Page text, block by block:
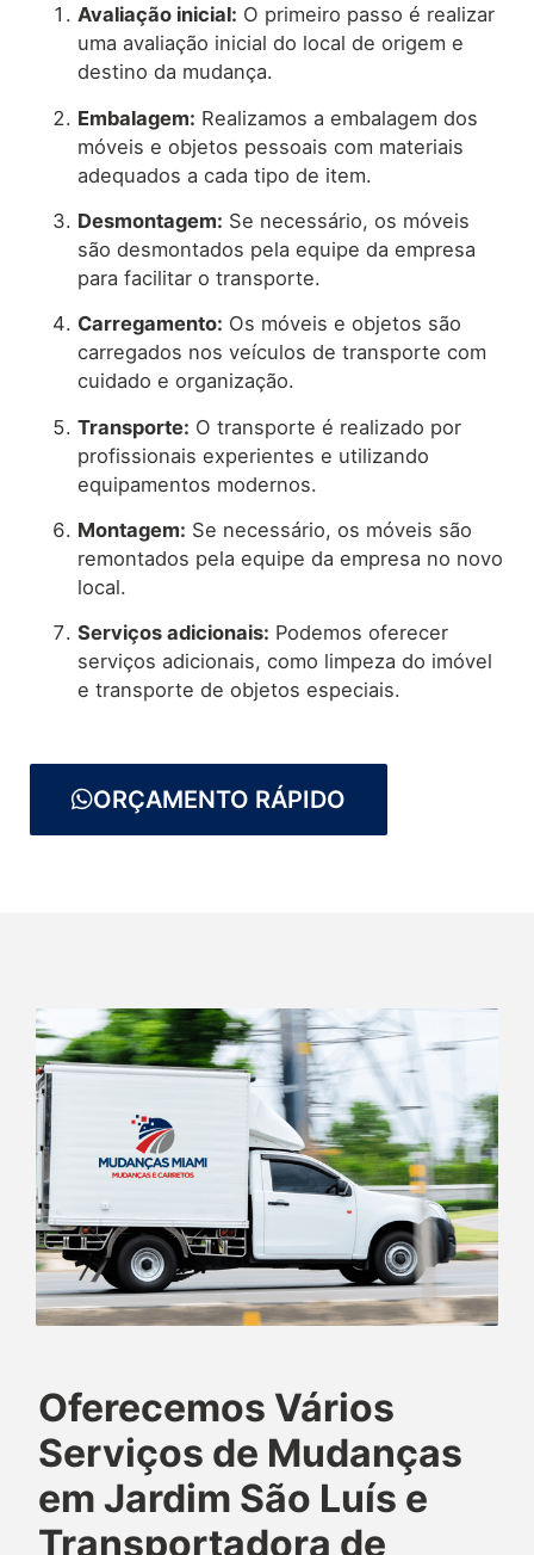
Avaliação inicial: O primeiro passo é realizar
uma avaliação inicial do local de origem e
destino da mudança.
Embalagem: Realizamos a embalagem dos
móveis e objetos pessoais com materiais
adequados a cada tipo de item.
Desmontagem: Se necessário, os móveis
são desmontados pela equipe da empresa
para facilitar o transporte.
Carregamento: Os móveis e objetos são
carregados nos veículos de transporte com
cuidado e organização.
Transporte: O transporte é realizado por
profissionais experientes e utilizando
equipamentos modernos.
Montagem: Se necessário, os móveis são
remontados pela equipe da empresa no novo
local.
Serviços adicionais: Podemos oferecer
serviços adicionais, como limpeza do imóvel
e transporte de objetos especiais.
ORÇAMENTO RÁPIDO
Oferecemos Vários
Serviços de Mudanças
em Jardim São Luís e
Transportadora de